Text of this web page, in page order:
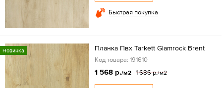
Быстрая покупка
Новинка Планка Пвх Tarkett Glamrock Brent
Код товара: 191610
1 568 р./м2 1 686 р./м2